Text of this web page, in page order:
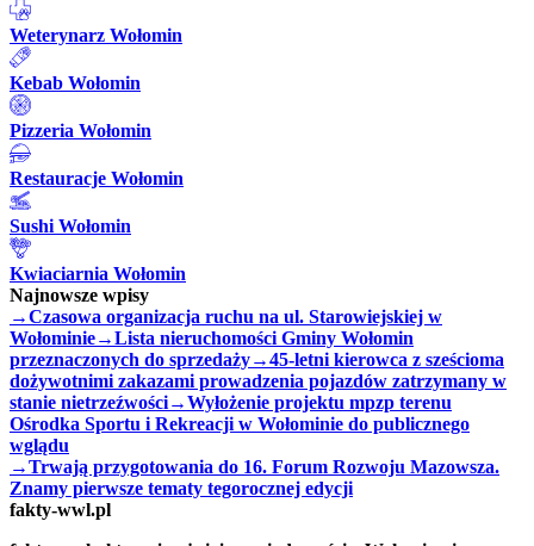
Weterynarz Wołomin
Kebab Wołomin
Pizzeria Wołomin
Restauracje Wołomin
Sushi Wołomin
Kwiaciarnia Wołomin
Najnowsze wpisy
→Czasowa organizacja ruchu na ul. Starowiejskiej w
Wołominie→Lista nieruchomości Gminy Wołomin
przeznaczonych do sprzedaży→45-letni kierowca z sześcioma
dożywotnimi zakazami prowadzenia pojazdów zatrzymany w
stanie nietrzeźwości→Wyłożenie projektu mpzp terenu
Ośrodka Sportu i Rekreacji w Wołominie do publicznego
wglądu
→Trwają przygotowania do 16. Forum Rozwoju Mazowsza.
Znamy pierwsze tematy tegorocznej edycji
fakty-wwl.pl